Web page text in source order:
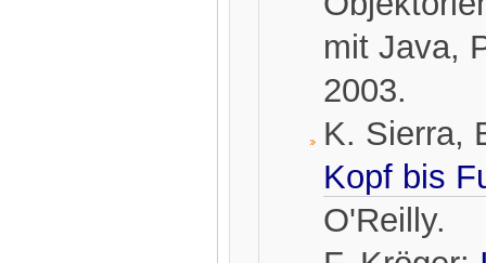
mit Java,
2003.
K. Sierra,
Kopf bis
O'Reilly.